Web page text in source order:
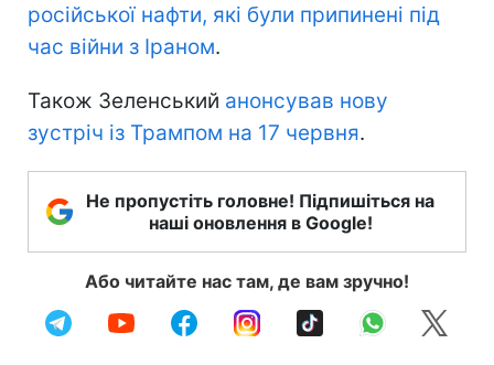
російської нафти, які були припинені під
час війни з Іраном.
Також Зеленський анонсував нову
зустріч із Трампом на 17 червня.
Не пропустіть головне! Підпишіться на
наші оновлення в Google!
Або читайте нас там, де вам зручно!